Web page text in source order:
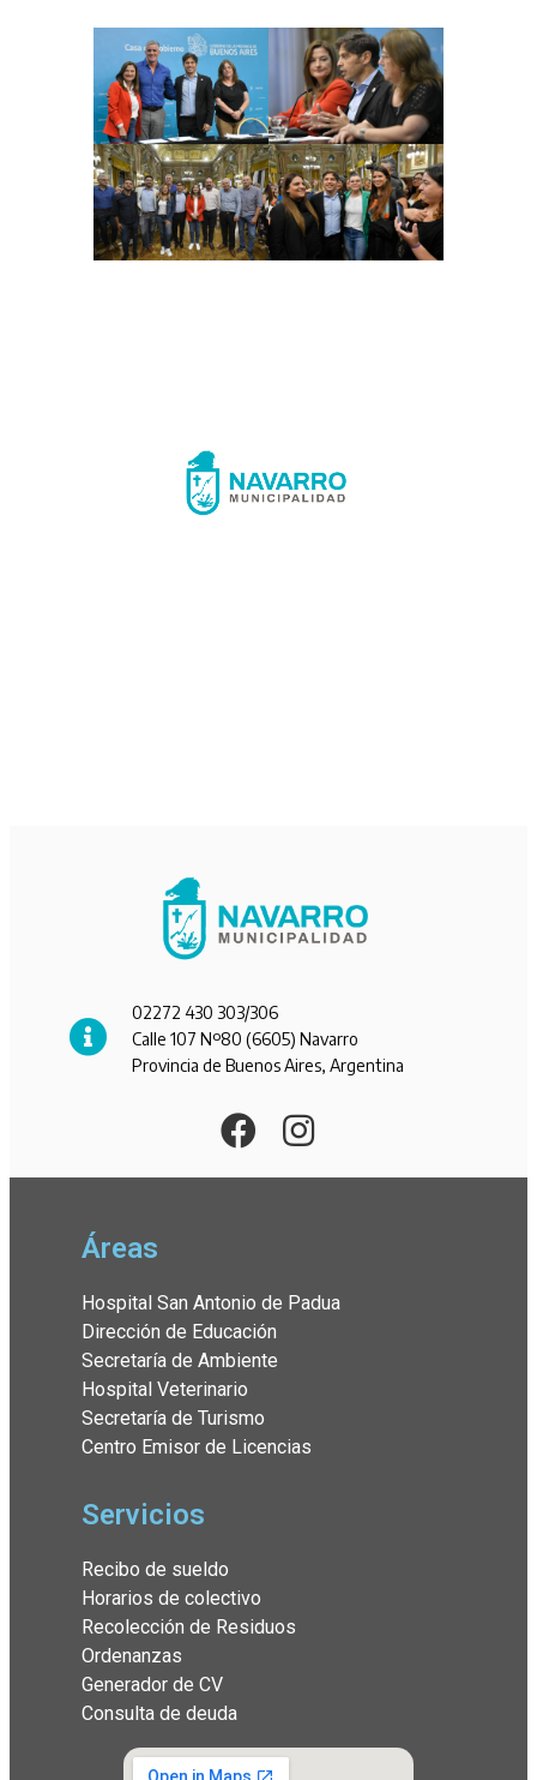
02272 430 303/306
Calle 107 Nº80 (6605) Navarro
Provincia de Buenos Aires, Argentina
Áreas
Hospital San Antonio de Padua
Dirección de Educación
Secretaría de Ambiente
Hospital Veterinario
Secretaría de Turismo
Centro Emisor de Licencias
Servicios
Recibo de sueldo
Horarios de colectivo
Recolección de Residuos
Ordenanzas
Generador de CV
Consulta de deuda